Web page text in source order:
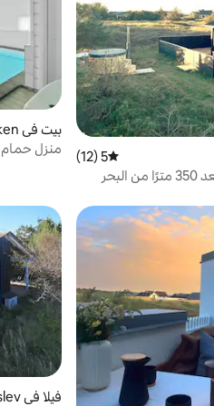
متوسط التقييم 5 من 5، 12 مراجعات
5 (12)
بيت صيفي مريح على بعد 350 مترًا من البحر
بيت في Løkken
فيلا في Fjerritslev